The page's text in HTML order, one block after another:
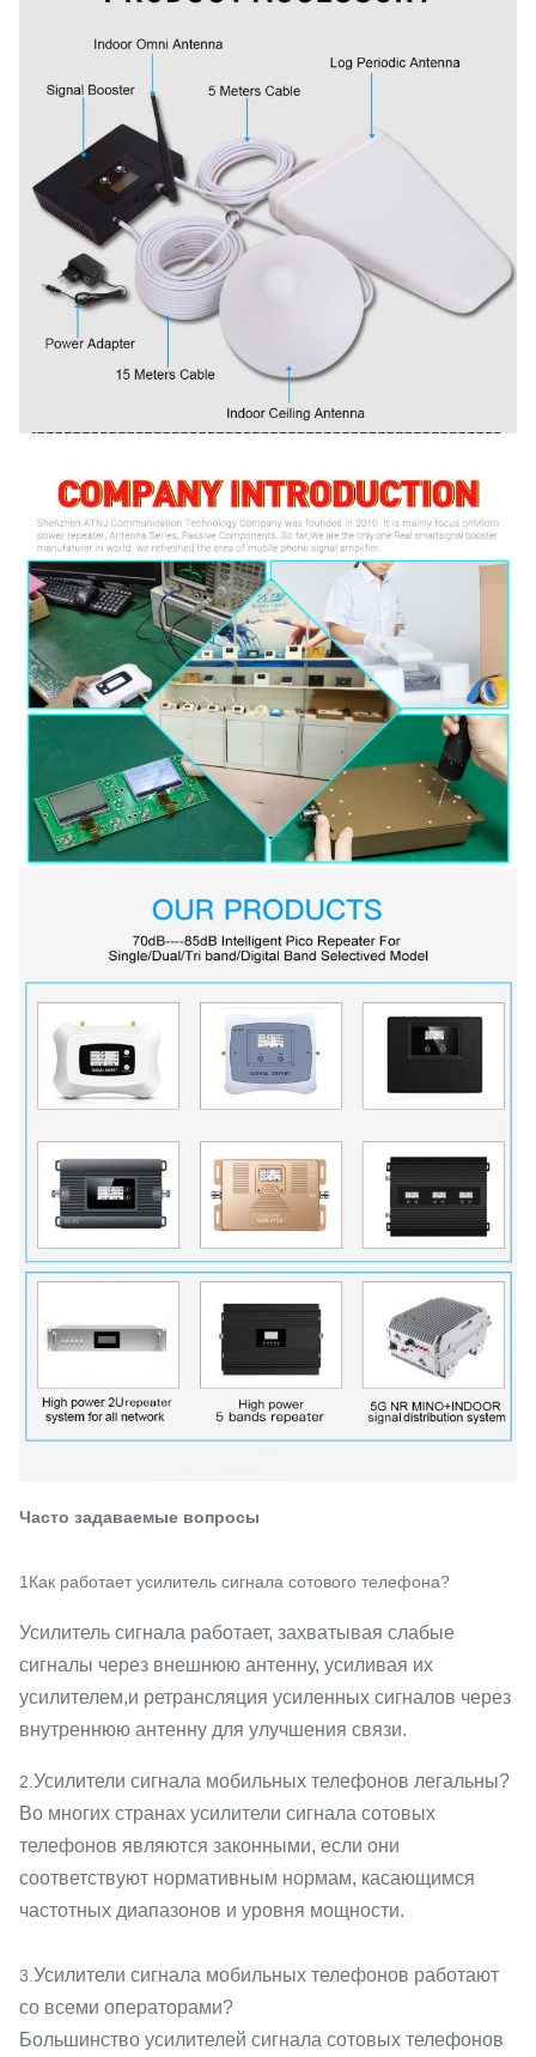
Часто задаваемые вопросы
1Как работает усилитель сигнала сотового телефона?
Усилитель сигнала работает, захватывая слабые
сигналы через внешнюю антенну, усиливая их
усилителем,и ретрансляция усиленных сигналов через
внутреннюю антенну для улучшения связи.
2. Усилители сигнала мобильных телефонов легальны?
Во многих странах усилители сигнала сотовых
телефонов являются законными, если они
соответствуют нормативным нормам, касающимся
частотных диапазонов и уровня мощности.
3. Усилители сигнала мобильных телефонов работают
со всеми операторами?
Большинство усилителей сигнала сотовых телефонов